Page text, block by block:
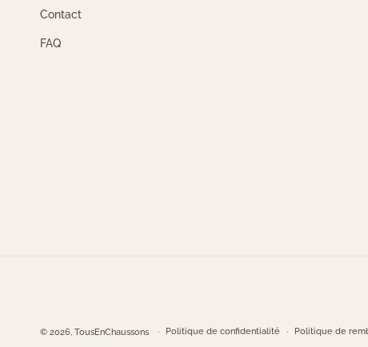
Contact
FAQ
© 2026, TousEnChaussons Politique de confidentialité Politique de